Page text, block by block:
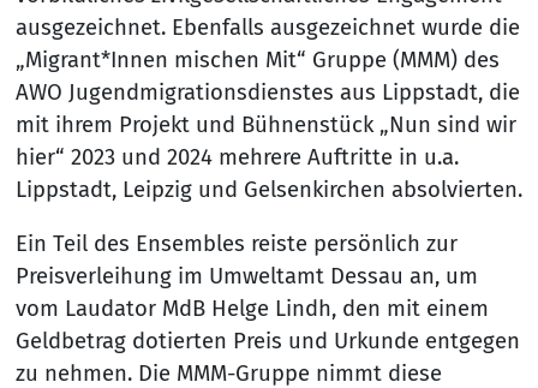
ausgezeichnet. Ebenfalls ausgezeichnet wurde die
„Migrant*Innen mischen Mit“ Gruppe (MMM) des
AWO Jugendmigrationsdienstes aus Lippstadt, die
mit ihrem Projekt und Bühnenstück „Nun sind wir
hier“ 2023 und 2024 mehrere Auftritte in u.a.
Lippstadt, Leipzig und Gelsenkirchen absolvierten.
Ein Teil des Ensembles reiste persönlich zur
Preisverleihung im Umweltamt Dessau an, um
vom Laudator MdB Helge Lindh, den mit einem
Geldbetrag dotierten Preis und Urkunde entgegen
zu nehmen. Die MMM-Gruppe nimmt diese